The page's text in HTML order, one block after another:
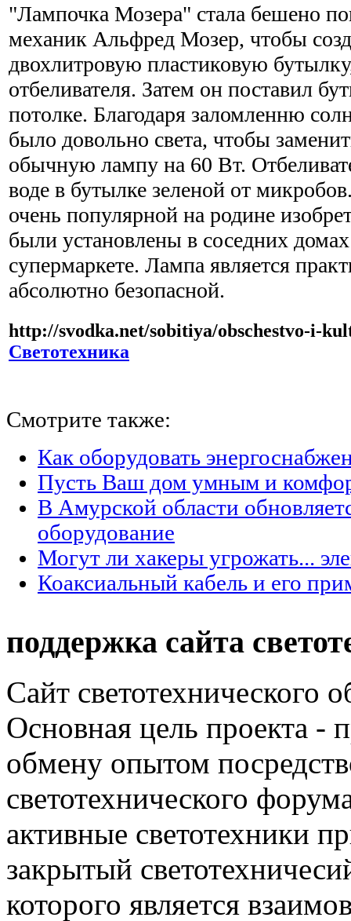
"Лампочка Мозера" стала бешено
механик Альфред Мозер, чтобы
двохлитровую пластиковую
отбеливателя. Затем он поставил
потолке. Благодаря заломленню
было довольно света, чтобы
обычную лампу на 60 Вт.
воде в бутылке зеленой от
очень популярной на родине
были установлены в соседних
супермаркете. Лампа является
абсолютно безопасной.
http://svodka.net/sobitiya/obschestvo-i-
Светотехника
Смотрите также:
Как оборудовать
Пусть Ваш дом умным и
В Амурской области
оборудование
Могут ли хакеры угрожать...
Коаксиальный кабель и его
поддержка сайта
Сайт светотехнического
Основная цель проекта -
обмену опытом
светотехнического
активные светотехники
закрытый
которого является